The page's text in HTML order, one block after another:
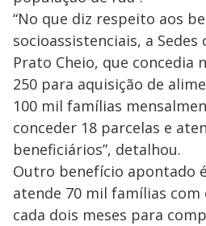
“No que diz respeito aos
socioassistenciais, a
Prato Cheio, que concedia
250 para aquisição de
100 mil famílias
conceder 18 parcelas e
beneficiários”, detalhou.
Outro benefício apontado
atende 70 mil famílias com
cada dois meses para